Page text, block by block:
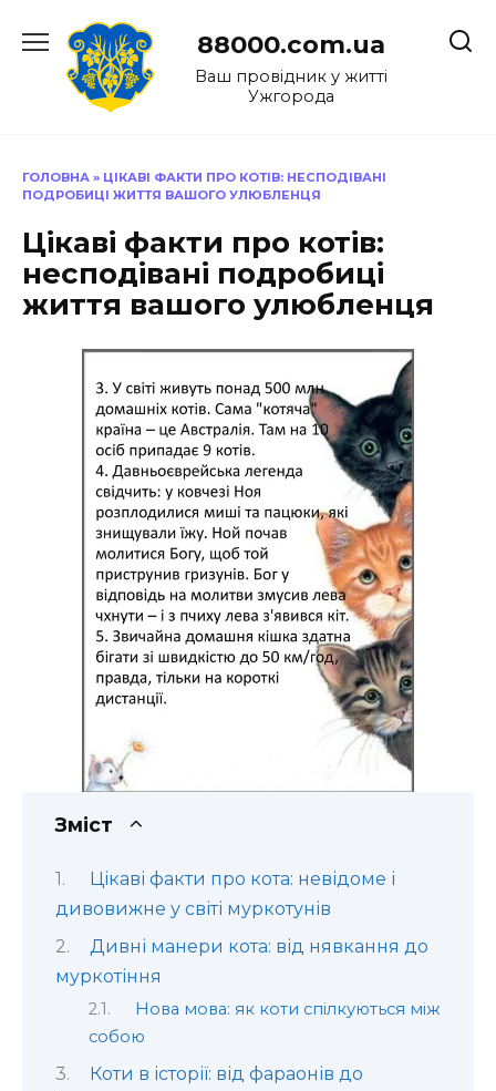
до
88000.com.ua
Ваш провідник у житті
Ужгорода
ГОЛОВНА » ЦІКАВІ ФАКТИ ПРО КОТІВ: НЕСПОДІВАНІ
ПОДРОБИЦІ ЖИТТЯ ВАШОГО УЛЮБЛЕНЦЯ
Цікаві факти про котів:
несподівані подробиці
життя вашого улюбленця
Зміст
Цікаві факти про кота: невідоме і
дивовижне у світі муркотунів
Дивні манери кота: від нявкання до
муркотіння
Нова мова: як коти спілкуються між
собою
Коти в історії: від фараонів до